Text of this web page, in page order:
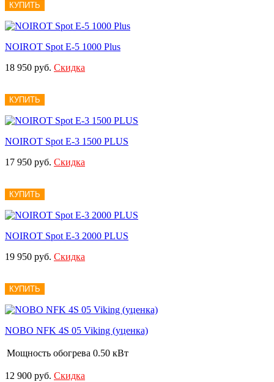
КУПИТЬ
NOIROT Spot E-5 1000 Plus
18 950 руб. Скидка
КУПИТЬ
NOIROT Spot E-3 1500 PLUS
17 950 руб. Скидка
КУПИТЬ
NOIROT Spot E-3 2000 PLUS
19 950 руб. Скидка
КУПИТЬ
NOBO NFK 4S 05 Viking (уценка)
Мощность обогрева 0.50 кВт
12 900 руб. Скидка